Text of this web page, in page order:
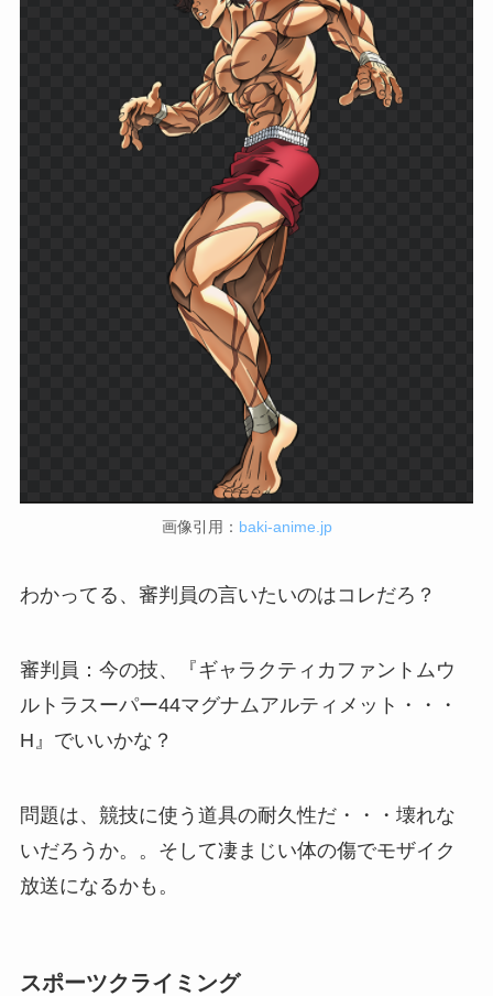
画像引用： baki-anime.jp
わかってる、審判員の言いたいのはコレだろ？
審判員：今の技、『ギャラクティカファントムウ
ルトラスーパー44マグナムアルティメット・・・
H』でいいかな？
問題は、競技に使う道具の耐久性だ・・・壊れな
いだろうか。。そして凄まじい体の傷でモザイク
放送になるかも。
スポーツクライミング